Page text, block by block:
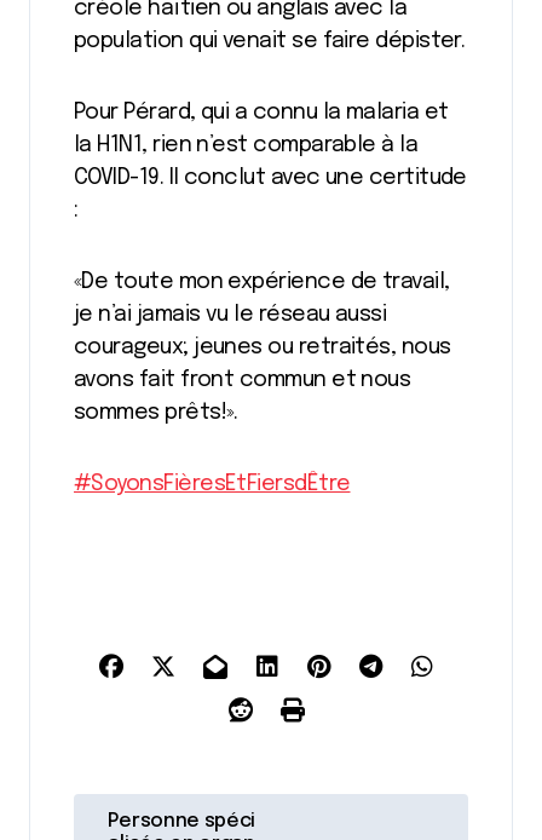
créole haïtien ou anglais avec la
population qui venait se faire dépister.
Pour Pérard, qui a connu la malaria et
la H1N1, rien n’est comparable à la
COVID-19. Il conclut avec une certitude
:
«De toute mon expérience de travail,
je n’ai jamais vu le réseau aussi
courageux; jeunes ou retraités, nous
avons fait front commun et nous
sommes prêts!».
#SoyonsFièresEtFiersdÊtre
Personne spéci